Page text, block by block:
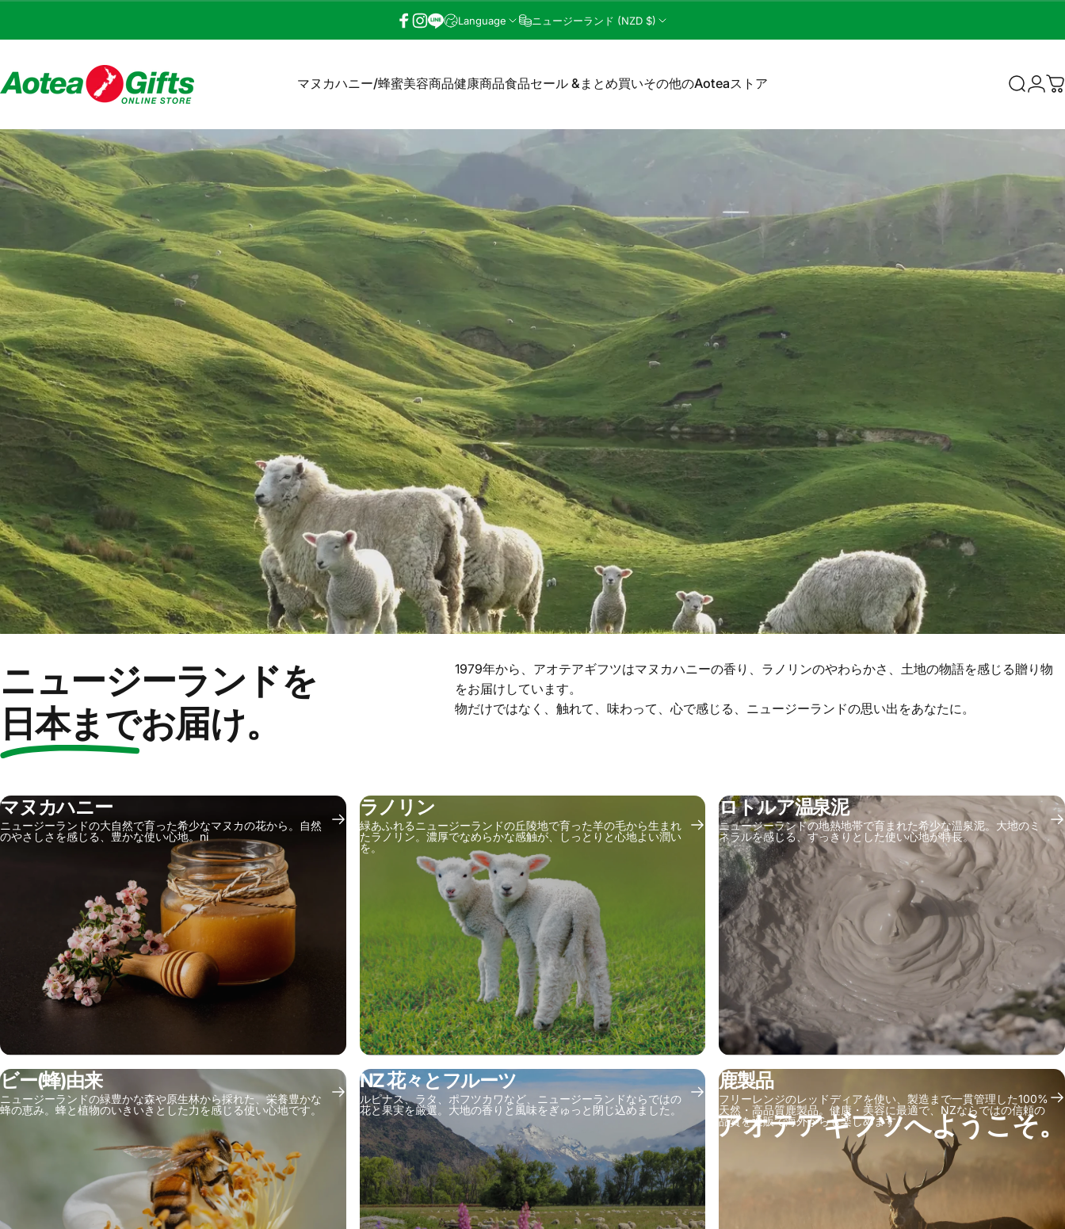
Language ニュージーランド (NZD $)
Aotea Gifts Online マヌカハニー/蜂蜜美容商品健康商品食品セール &まとめ買いその他のAoteaストア 検索ログ
アオテアギフツへようこそ。
ニュージーランドを
日本までお届け。
1979年から、アオテアギフツはマヌカハニーの香り、ラノリンのやわらかさ、土地の物語を感じる贈り物
をお届けしています。
物だけではなく、触れて、味わって、心で感じる、ニュージーランドの思い出をあなたに。
マヌカハニー
ニュージーランドの大自然で育った希少なマヌカの花から。自然
のやさしさを感じる、豊かな使い心地。ni
ラノリン
緑あふれるニュージーランドの丘陵地で育った羊の毛から生まれ
たラノリン。濃厚でなめらかな感触が、しっとりと心地よい潤い
を。
ロトルア温泉泥
ニュージーランドの地熱地帯で育まれた希少な温泉泥。大地のミ
ネラルを感じる、すっきりとした使い心地が特長。
ビー(蜂)由来
ニュージーランドの緑豊かな森や原生林から採れた、栄養豊かな
蜂の恵み。蜂と植物のいきいきとした力を感じる使い心地です。
NZ 花々とフルーツ
ルピナス、ラタ、ポフツカワなど、ニュージーランドならではの
花と果実を厳選。大地の香りと風味をぎゅっと閉じ込めました。
鹿製品
フリーレンジのレッドディアを使い、製造まで一貫管理した100%
天然・高品質鹿製品。健康・美容に最適で、NZならではの信頼の
品質を通販で海外からも楽しめます。